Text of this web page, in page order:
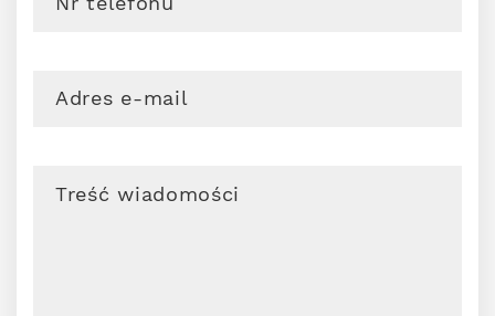
Adres e-mail
Treść wiadomości